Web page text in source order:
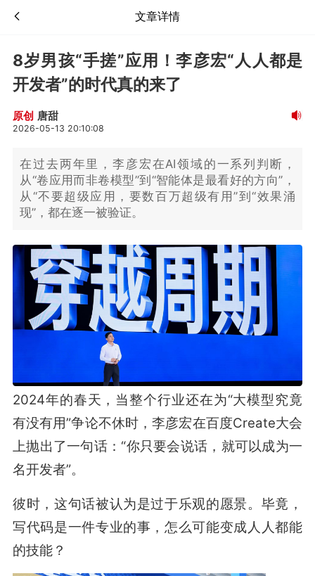
文章详情
8岁男孩“手搓”应用！李彦宏“人人都是
开发者”的时代真的来了
原创 唐甜
2026-05-13 20:10:08
在过去两年里，李彦宏在AI领域的一系列判断，
从“卷应用而非卷模型”到“智能体是最看好的方向”，
从“不要超级应用，要数百万超级有用”到“效果涌
现”，都在逐一被验证。
2024年的春天，当整个行业还在为“大模型究竟
有没有用”争论不休时，李彦宏在百度Create大会
上抛出了一句话：“你只要会说话，就可以成为⼀
名开发者”。
彼时，这句话被认为是过于乐观的愿景。毕竟，
写代码是一件专业的事，怎么可能变成人人都能
的技能？